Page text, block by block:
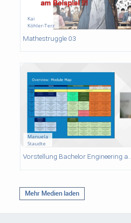
Kai
Köhler-Terz
Mathestruggle 03
07:30 duration
06:36 duration
06:24 duration
29:31 duration
Manuela
Staudte
14:50 duration
Mehr Medien laden